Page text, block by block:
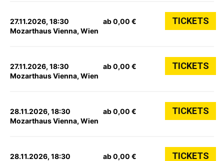
27.11.2026, 18:30
Mozarthaus Vienna, Wien
ab 0,00 € TICKETS
27.11.2026, 18:30
Mozarthaus Vienna, Wien
ab 0,00 € TICKETS
28.11.2026, 18:30
Mozarthaus Vienna, Wien
ab 0,00 € TICKETS
28.11.2026, 18:30 ab 0,00 € TICKETS